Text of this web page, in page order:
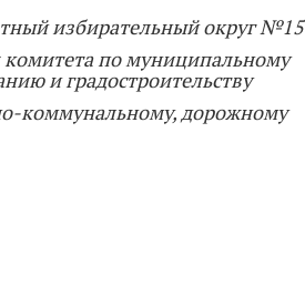
избирательный округ №15
комитета по муниципальному
и градостроительству
коммунальному, дорожному